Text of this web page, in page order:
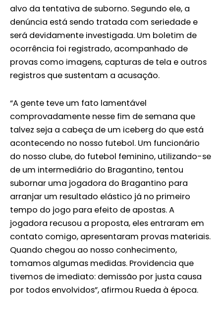
alvo da tentativa de suborno. Segundo ele, a
denúncia está sendo tratada com seriedade e
será devidamente investigada. Um boletim de
ocorrência foi registrado, acompanhado de
provas como imagens, capturas de tela e outros
registros que sustentam a acusação.
“A gente teve um fato lamentável
comprovadamente nesse fim de semana que
talvez seja a cabeça de um iceberg do que está
acontecendo no nosso futebol. Um funcionário
do nosso clube, do futebol feminino, utilizando-se
de um intermediário do Bragantino, tentou
subornar uma jogadora do Bragantino para
arranjar um resultado elástico já no primeiro
tempo do jogo para efeito de apostas. A
jogadora recusou a proposta, eles entraram em
contato comigo, apresentaram provas materiais.
Quando chegou ao nosso conhecimento,
tomamos algumas medidas. Providencia que
tivemos de imediato: demissão por justa causa
por todos envolvidos”, afirmou Rueda à época.